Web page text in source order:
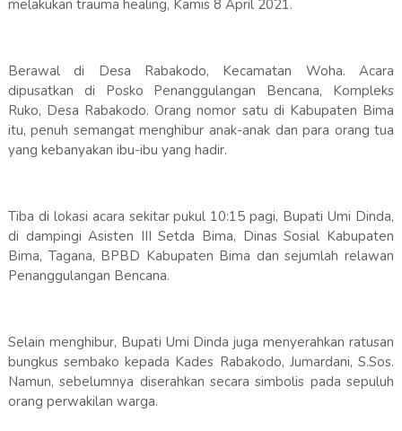
melakukan trauma healing, Kamis 8 April 2021.
Berawal di Desa Rabakodo, Kecamatan Woha. Acara
dipusatkan di Posko Penanggulangan Bencana, Kompleks
Ruko, Desa Rabakodo. Orang nomor satu di Kabupaten Bima
itu, penuh semangat menghibur anak-anak dan para orang tua
yang kebanyakan ibu-ibu yang hadir.
Tiba di lokasi acara sekitar pukul 10:15 pagi, Bupati Umi Dinda,
di dampingi Asisten III Setda Bima, Dinas Sosial Kabupaten
Bima, Tagana, BPBD Kabupaten Bima dan sejumlah relawan
Penanggulangan Bencana.
Selain menghibur, Bupati Umi Dinda juga menyerahkan ratusan
bungkus sembako kepada Kades Rabakodo, Jumardani, S.Sos.
Namun, sebelumnya diserahkan secara simbolis pada sepuluh
orang perwakilan warga.